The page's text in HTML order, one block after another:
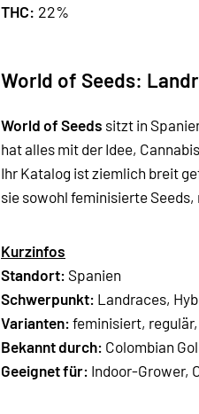
THC: 22%
World of Seeds:
World of Seeds sitzt in
hat alles mit der Idee,
Ihr Katalog ist ziemlich breit
sie sowohl feminisierte
Kurzinfos
Standort: Spanien
Schwerpunkt: Landraces,
Varianten: feminisiert,
Bekannt durch: Colombian
Geeignet für: Indoor-Grower,